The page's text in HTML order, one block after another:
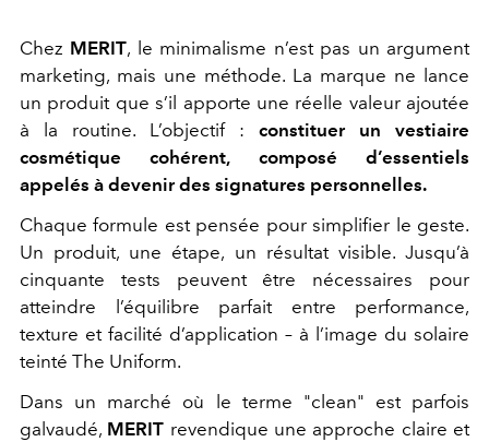
Chez MERIT, le minimalisme n’est pas un argument
marketing, mais une méthode. La marque ne lance
un produit que s’il apporte une réelle valeur ajoutée
à la routine. L’objectif : constituer un vestiaire
cosmétique cohérent, composé d’essentiels
appelés à devenir des signatures personnelles.
Chaque formule est pensée pour simplifier le geste.
Un produit, une étape, un résultat visible. Jusqu’à
cinquante tests peuvent être nécessaires pour
atteindre l’équilibre parfait entre performance,
texture et facilité d’application – à l’image du solaire
teinté The Uniform.
Dans un marché où le terme "clean" est parfois
galvaudé, MERIT revendique une approche claire et